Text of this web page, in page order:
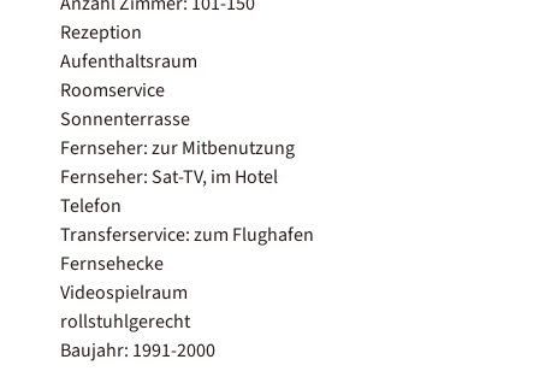
Rezeption
Aufenthaltsraum
Roomservice
Sonnenterrasse
Fernseher: zur Mitbenutzung
Fernseher: Sat-TV, im Hotel
Telefon
Transferservice: zum Flughafen
Fernsehecke
Videospielraum
rollstuhlgerecht
Baujahr: 1991-2000